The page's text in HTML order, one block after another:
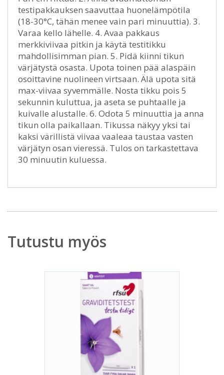
testipakkauksen saavuttaa huonelämpötila
(18-30°C, tähän menee vain pari minuuttia). 3.
Varaa kello lähelle. 4. Avaa pakkaus
merkkiviivaa pitkin ja käytä testitikku
mahdollisimman pian. 5. Pidä kiinni tikun
värjätystä osasta. Upota toinen pää alaspäin
osoittavine nuolineen virtsaan. Älä upota sitä
max-viivaa syvemmälle. Nosta tikku pois 5
sekunnin kuluttua, ja aseta se puhtaalle ja
kuivalle alustalle. 6. Odota 5 minuuttia ja anna
tikun olla paikallaan. Tikussa näkyy yksi tai
kaksi värillistä viivaa vaaleaa taustaa vasten
värjätyn osan vieressä. Tulos on tarkastettava
30 minuutin kuluessa.
Tutustu myös